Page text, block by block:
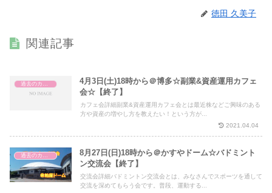
徳田 久美子
関連記事
過去のカフェ会
4月3日(土)18時から＠博多☆副業&資産運用カフェ
会☆【終了】
カフェ会詳細副業&資産運用カフェ会とは最近株などご興味のある
方や資産の増やし方を教えたい！という方が...
2021.04.04
過去のカフェ会
8月27日(日)18時から＠かすやドーム☆バドミント
ン交流会【終了】
交流会詳細バドミントン交流会とは、みなさんでスポーツを通して
交流を深めてもらう会です。普段、運動する...